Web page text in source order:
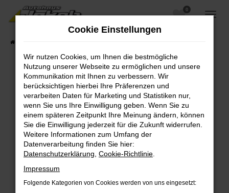
Zum
Hauptinhalt
0
Fehler: Network Error
Beim Laden ist ein Fehler aufgetreten.
Hier sind ein paar Tipps, die dir helfen können:
Überprüfe deine Firewall und deine
Internetverbindung.
Laden andere Webseiten, zum Beispiel deine
Suchmaschine?
Prüfe deine Browsererweiterungen.
Cookie Einstellungen
Wir nutzen Cookies, um Ihnen die bestmögliche
Nutzung unserer Webseite zu ermöglichen und unsere
Kommunikation mit Ihnen zu verbessern. Wir
berücksichtigen hierbei Ihre Präferenzen und
verarbeiten Daten für Marketing und Statistiken nur,
wenn Sie uns Ihre Einwilligung geben. Wenn Sie zu
einem späteren Zeitpunkt Ihre Meinung ändern, können
Sie die Einwilligung jederzeit für die Zukunft widerrufen.
Weitere Informationen zum Umfang der
Datenverarbeitung finden Sie hier:
Datenschutzerklärung Cookie-Richtlinie
Impressum
Folgende Kategorien von Cookies werden von uns eingesetzt: